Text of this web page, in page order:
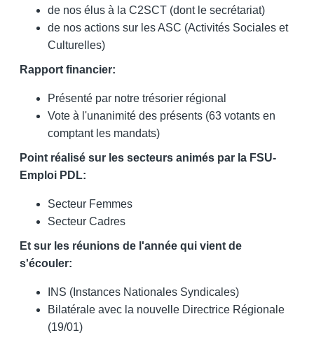
de nos élus à la C2SCT (dont le secrétariat)
de nos actions sur les ASC (Activités Sociales et
Culturelles)
Rapport financier:
Présenté par notre trésorier régional
Vote à l'unanimité des présents (63 votants en
comptant les mandats)
Point réalisé sur les secteurs animés par la FSU-
Emploi PDL:
Secteur Femmes
Secteur Cadres
Et sur les réunions de l'année qui vient de
s'écouler:
INS (Instances Nationales Syndicales)
Bilatérale avec la nouvelle Directrice Régionale
(19/01)